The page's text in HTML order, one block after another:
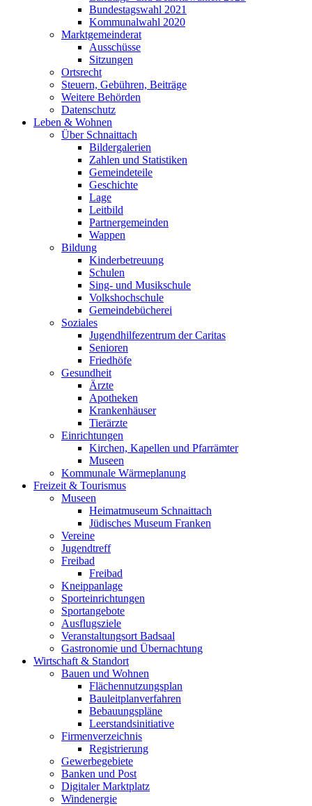
Bundestagswahl 2021
Kommunalwahl 2020
Marktgemeinderat
Ausschüsse
Sitzungen
Ortsrecht
Steuern, Gebühren, Beiträge
Weitere Behörden
Datenschutz
Leben & Wohnen
Über Schnaittach
Bildergalerien
Zahlen und Statistiken
Gemeindeteile
Geschichte
Lage
Leitbild
Partnergemeinden
Wappen
Bildung
Kinderbetreuung
Schulen
Sing- und Musikschule
Volkshochschule
Gemeindebücherei
Soziales
Jugendhilfezentrum der Caritas
Senioren
Friedhöfe
Gesundheit
Ärzte
Apotheken
Krankenhäuser
Tierärzte
Einrichtungen
Kirchen, Kapellen und Pfarrämter
Museen
Kommunale Wärmeplanung
Freizeit & Tourismus
Museen
Heimatmuseum Schnaittach
Jüdisches Museum Franken
Vereine
Jugendtreff
Freibad
Freibad
Kneippanlage
Sporteinrichtungen
Sportangebote
Ausflugsziele
Veranstaltungsort Badsaal
Gastronomie und Übernachtung
Wirtschaft & Standort
Bauen und Wohnen
Flächennutzungsplan
Bauleitplanverfahren
Bebauungspläne
Leerstandsinitiative
Firmenverzeichnis
Registrierung
Gewerbegebiete
Banken und Post
Digitaler Marktplatz
Windenergie